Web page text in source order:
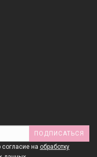
ПОДПИСАТЬСЯ
на обработку